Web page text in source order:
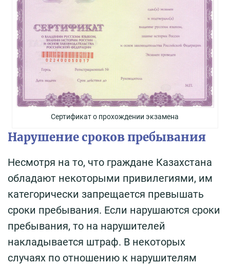
Сертификат о прохождении экзамена
Нарушение сроков пребывания
Несмотря на то, что граждане Казахстана
обладают некоторыми привилегиями, им
категорически запрещается превышать
сроки пребывания. Если нарушаются сроки
пребывания, то на нарушителей
накладывается штраф. В некоторых
случаях по отношению к нарушителям